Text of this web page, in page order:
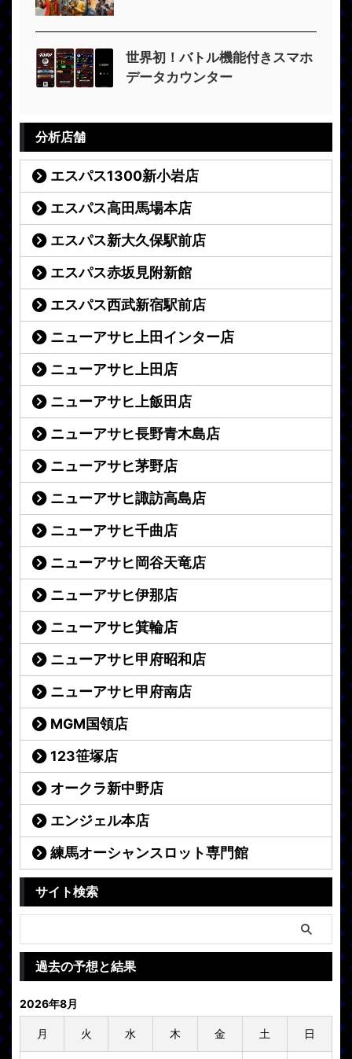
世界初！バトル機能付きスマホ
データカウンター
分析店舗
エスパス1300新小岩店
エスパス高田馬場本店
エスパス新大久保駅前店
エスパス赤坂見附新館
エスパス西武新宿駅前店
ニューアサヒ上田インター店
ニューアサヒ上田店
ニューアサヒ上飯田店
ニューアサヒ長野青木島店
ニューアサヒ茅野店
ニューアサヒ諏訪高島店
ニューアサヒ千曲店
ニューアサヒ岡谷天竜店
ニューアサヒ伊那店
ニューアサヒ箕輪店
ニューアサヒ甲府昭和店
ニューアサヒ甲府南店
MGM国領店
123笹塚店
オークラ新中野店
エンジェル本店
練馬オーシャンスロット専門館
サイト検索
過去の予想と結果
2026年8月
月 火 水 木 金 土 日